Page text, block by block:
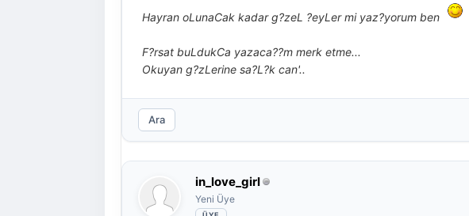
Hayran oLunaCak kadar g?zeL ?eyLer mi yaz?yorum ben
F?rsat buLdukCa yazaca??m merk etme...
Okuyan g?zLerine sa?L?k can'..
Ara
in_love_girl
Yeni Üye